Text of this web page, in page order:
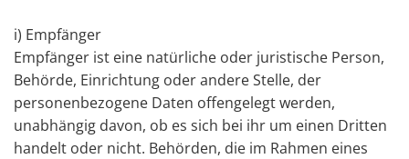
i) Empfänger
Empfänger ist eine natürliche oder juristische Person,
Behörde, Einrichtung oder andere Stelle, der
personenbezogene Daten offengelegt werden,
unabhängig davon, ob es sich bei ihr um einen Dritten
handelt oder nicht. Behörden, die im Rahmen eines